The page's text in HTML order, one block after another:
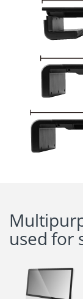
used for